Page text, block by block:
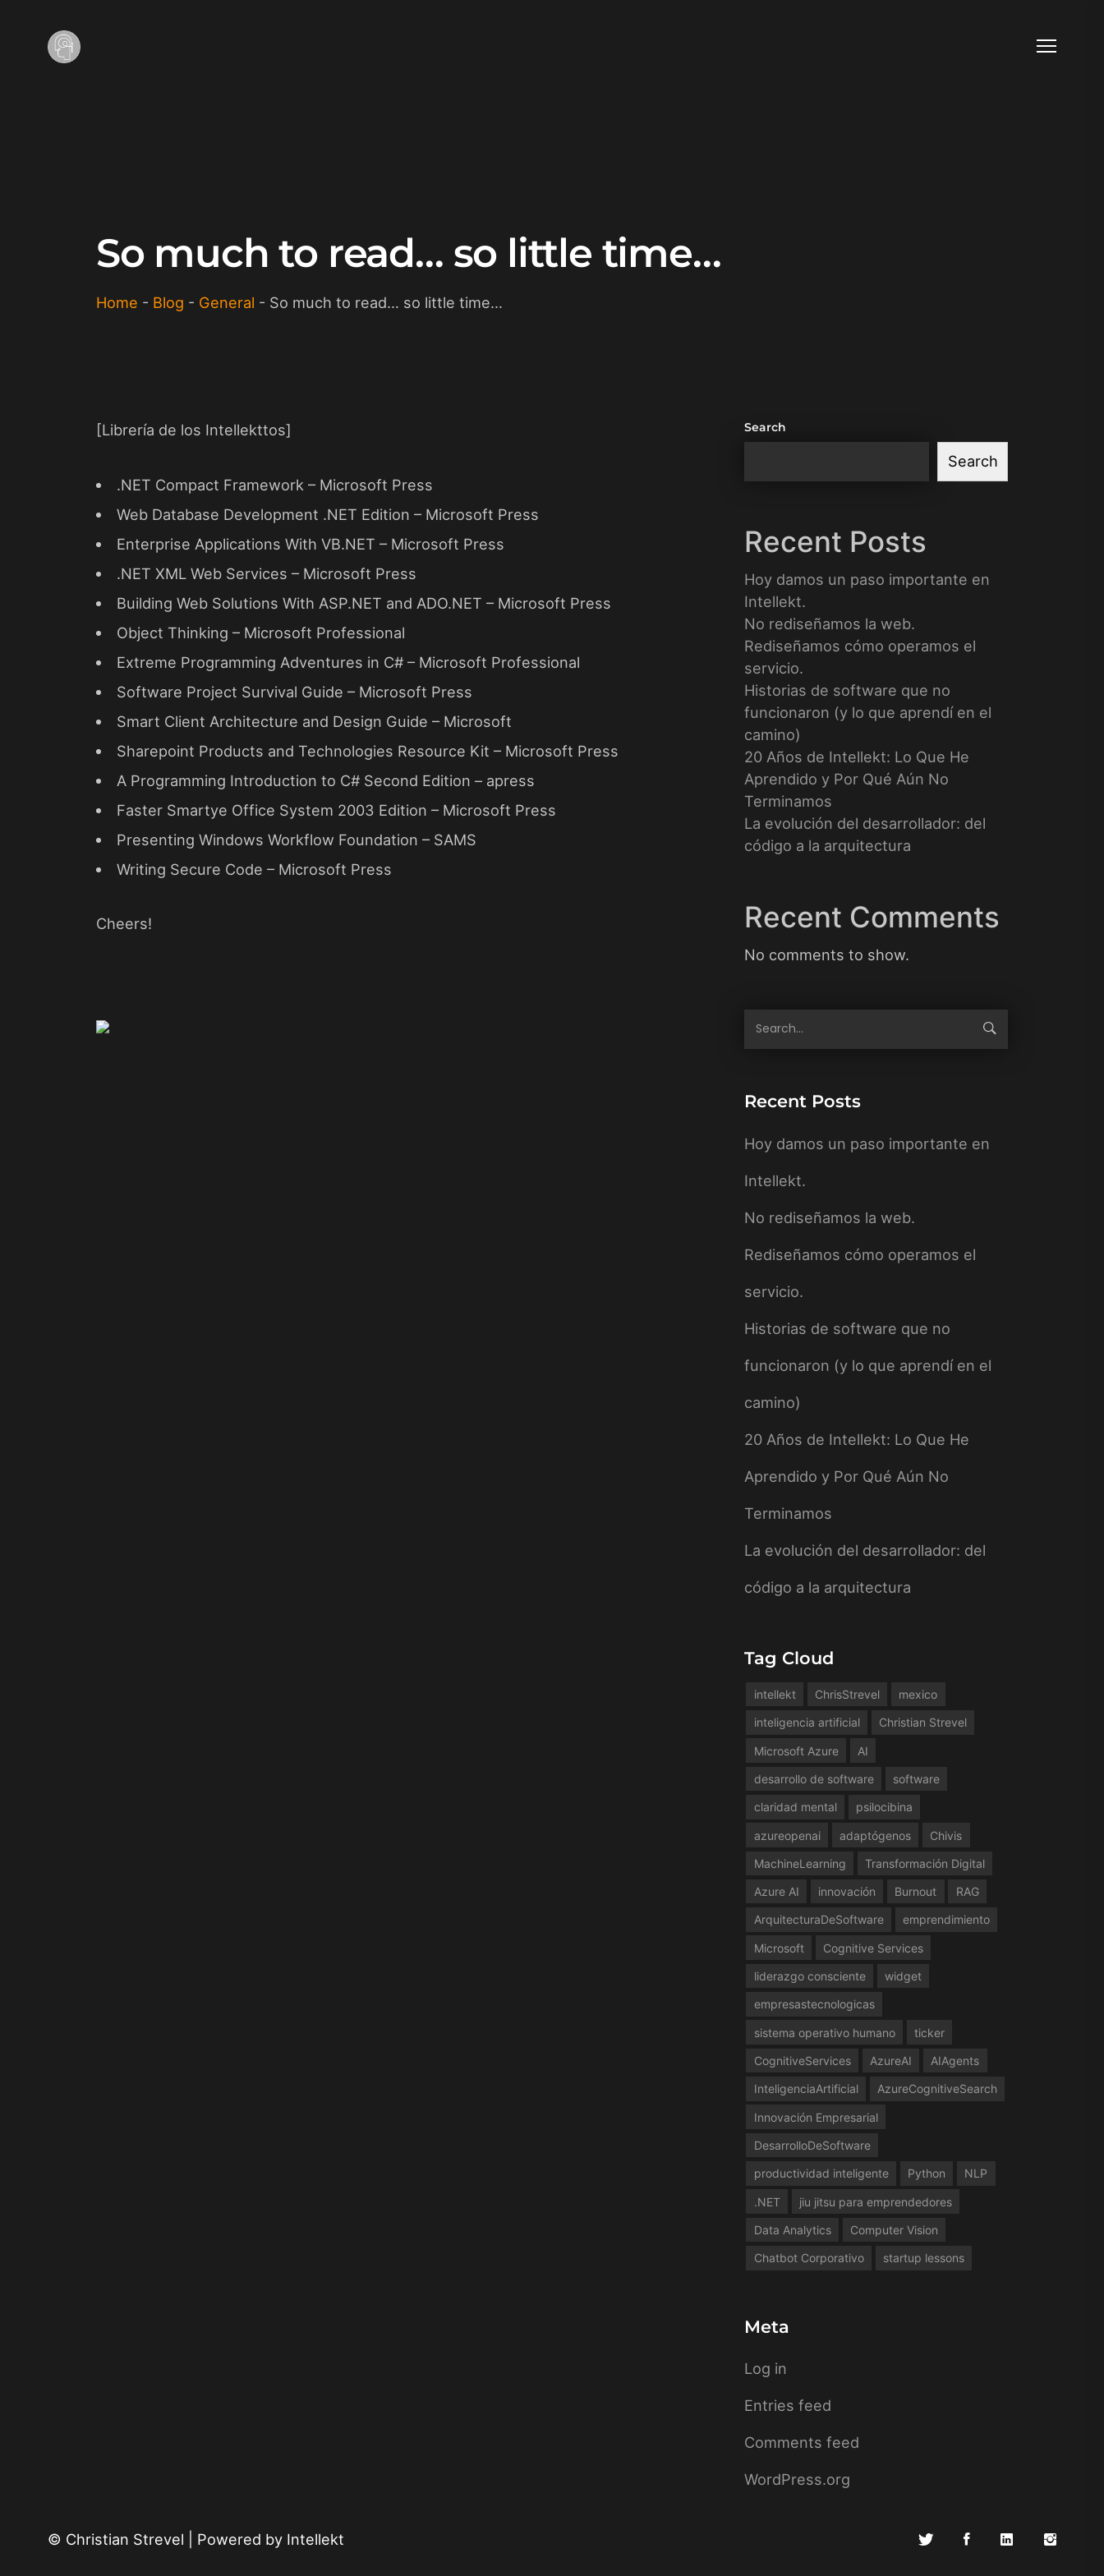
So much to read… so little time…
Home - Blog - General - So much to read… so little time…
[Librería de los Intellekttos]
.NET Compact Framework – Microsoft Press
Web Database Development .NET Edition – Microsoft Press
Enterprise Applications With VB.NET – Microsoft Press
.NET XML Web Services – Microsoft Press
Building Web Solutions With ASP.NET and ADO.NET – Microsoft Press
Object Thinking – Microsoft Professional
Extreme Programming Adventures in C# – Microsoft Professional
Software Project Survival Guide – Microsoft Press
Smart Client Architecture and Design Guide – Microsoft
Sharepoint Products and Technologies Resource Kit – Microsoft Press
A Programming Introduction to C# Second Edition – apress
Faster Smartye Office System 2003 Edition – Microsoft Press
Presenting Windows Workflow Foundation – SAMS
Writing Secure Code – Microsoft Press
Cheers!
Search
Search
Recent Posts
Hoy damos un paso importante en
Intellekt.
No rediseñamos la web.
Rediseñamos cómo operamos el
servicio.
Historias de software que no
funcionaron (y lo que aprendí en el
camino)
20 Años de Intellekt: Lo Que He
Aprendido y Por Qué Aún No
Terminamos
La evolución del desarrollador: del
código a la arquitectura
Recent Comments
No comments to show.
Recent Posts
Hoy damos un paso importante en
Intellekt.
No rediseñamos la web.
Rediseñamos cómo operamos el
servicio.
Historias de software que no
funcionaron (y lo que aprendí en el
camino)
20 Años de Intellekt: Lo Que He
Aprendido y Por Qué Aún No
Terminamos
La evolución del desarrollador: del
código a la arquitectura
Tag Cloud
intellekt ChrisStrevel mexico
inteligencia artificial Christian Strevel
Microsoft Azure AI
desarrollo de software software
claridad mental psilocibina
azureopenai adaptógenos Chivis
MachineLearning Transformación Digital
Azure AI innovación Burnout RAG
ArquitecturaDeSoftware emprendimiento
Microsoft Cognitive Services
liderazgo consciente widget
empresastecnologicas
sistema operativo humano ticker
CognitiveServices AzureAI AIAgents
InteligenciaArtificial AzureCognitiveSearch
Innovación Empresarial
DesarrolloDeSoftware
productividad inteligente Python NLP
.NET jiu jitsu para emprendedores
Data Analytics Computer Vision
Chatbot Corporativo startup lessons
Meta
Log in
Entries feed
Comments feed
WordPress.org
© Christian Strevel | Powered by Intellekt